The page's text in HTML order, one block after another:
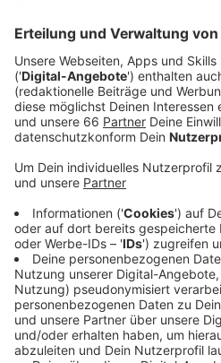
Wäre da nicht seine dunkle
kennt bei seinen Aufträgen
Streaming-Dienst: Sky Ticket
Anzeige
Wir